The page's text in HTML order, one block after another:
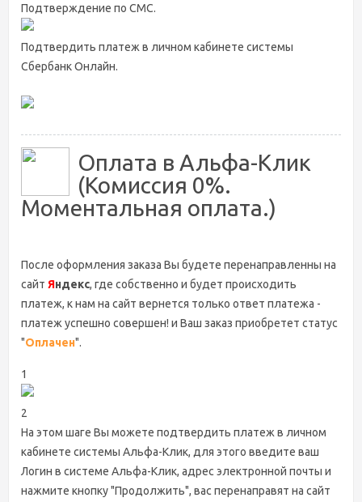
Подтверждение по СМС.
Подтвердить платеж в личном кабинете системы
Сбербанк Онлайн.
Оплата в Альфа-Клик
(Комиссия 0%.
Моментальная оплата.)
После оформления заказа Вы будете перенаправленны на
сайт Яндекс, где собственно и будет происходить
платеж, к нам на сайт вернется только ответ платежа -
платеж успешно совершен! и Ваш заказ приобретет статус
"Оплачен".
1
2
На этом шаге Вы можете подтвердить платеж в личном
кабинете системы Альфа-Клик, для этого введите ваш
Логин в системе Альфа-Клик, адрес электронной почты и
нажмите кнопку "Продолжить", вас перенаправят на сайт